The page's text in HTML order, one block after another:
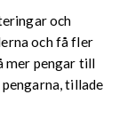
och
och få fler
mer pengar till
tillade